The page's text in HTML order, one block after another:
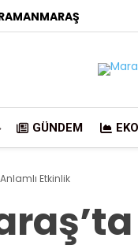
GÜNDEM
Etkinlik